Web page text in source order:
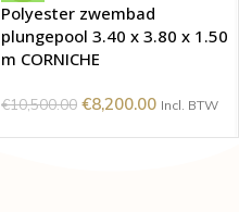
Polyester zwembad
plungepool 3.40 x 3.80 x 1.50
m CORNICHE
€10,500.00 €8,200.00 Incl. BTW